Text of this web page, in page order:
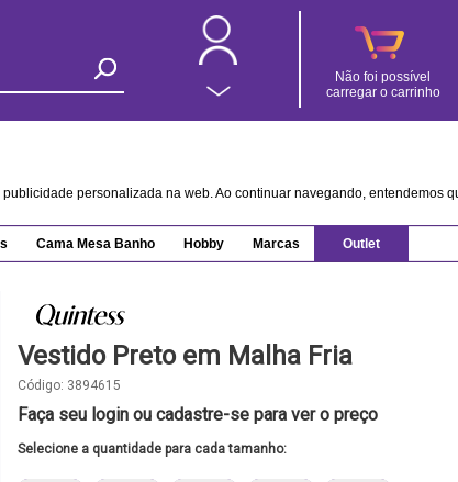
Não foi possível
carregar o carrinho
personalizada na web. Ao continuar navegando, entendemos
Cama Mesa Banho Hobby Marcas Outlet
Vestido Preto em Malha Fria
Código: 3894615
Faça seu login ou cadastre-se para ver o preço
Selecione a quantidade para cada tamanho: